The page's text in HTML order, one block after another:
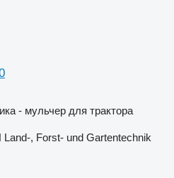
- мульчер для трактора
, Forst- und Gartentechnik